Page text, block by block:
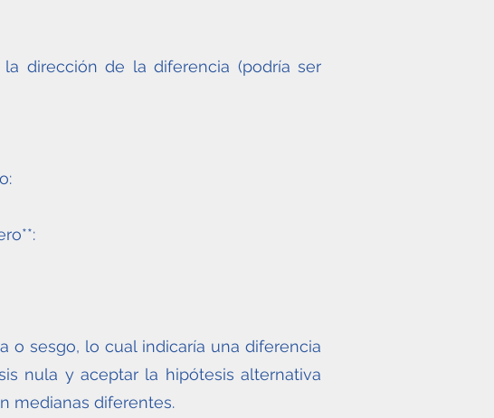
dirección de la diferencia (podría ser
o sesgo, lo cual indicaría una diferencia
nula y aceptar la hipótesis alternativa
medianas diferentes.